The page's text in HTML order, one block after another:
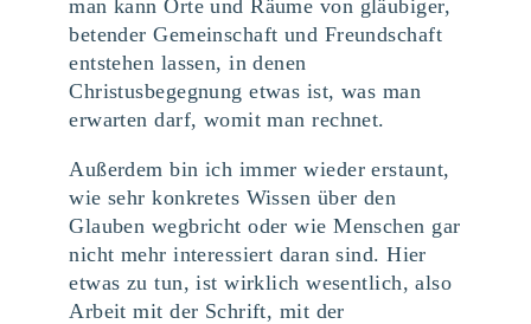
man kann Orte und Räume von gläubiger,
betender Gemeinschaft und Freundschaft
entstehen lassen, in denen
Christusbegegnung etwas ist, was man
erwarten darf, womit man rechnet.
Außerdem bin ich immer wieder erstaunt,
wie sehr konkretes Wissen über den
Glauben wegbricht oder wie Menschen gar
nicht mehr interessiert daran sind. Hier
etwas zu tun, ist wirklich wesentlich, also
Arbeit mit der Schrift, mit der